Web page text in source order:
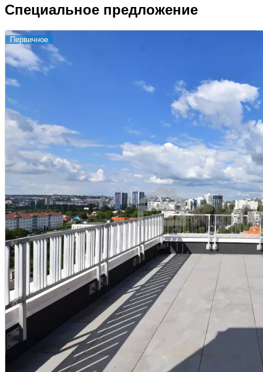
Специальное предложение
Первичное